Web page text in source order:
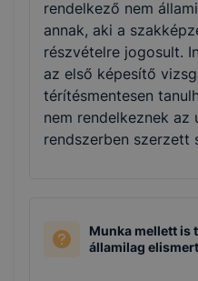
rendelkező nem
annak, aki a
részvételre jogosult.
az első képesítő
térítésmentesen
nem rendelkeznek az
rendszerben szerzett
Munka mellett is
államilag